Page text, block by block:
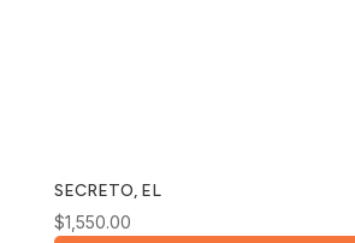
SECRETO, EL
$1,550.00